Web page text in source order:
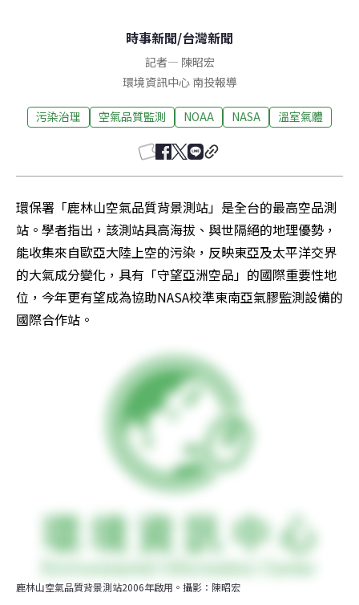
時事新聞/台灣新聞
記者— 陳昭宏
環境資訊中心 南投報導
污染治理 空氣品質監測 NOAA NASA 溫室氣體
環保署「鹿林山空氣品質背景測站」是全台的最高空品測
站。學者指出，該測站具高海拔、與世隔絕的地理優勢，
能收集來自歐亞大陸上空的污染，反映東亞及太平洋交界
的大氣成分變化，具有「守望亞洲空品」的國際重要性地
位，今年更有望成為協助NASA校準東南亞氣膠監測設備的
國際合作站。
鹿林山空氣品質背景測站2006年啟用。攝影：陳昭宏